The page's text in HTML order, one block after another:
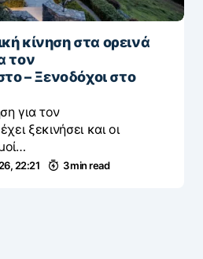
κίνηση στα ορεινά
τον
– Ξενοδόχοι στο
για τον
ξεκινήσει και οι
22:21 3 min read